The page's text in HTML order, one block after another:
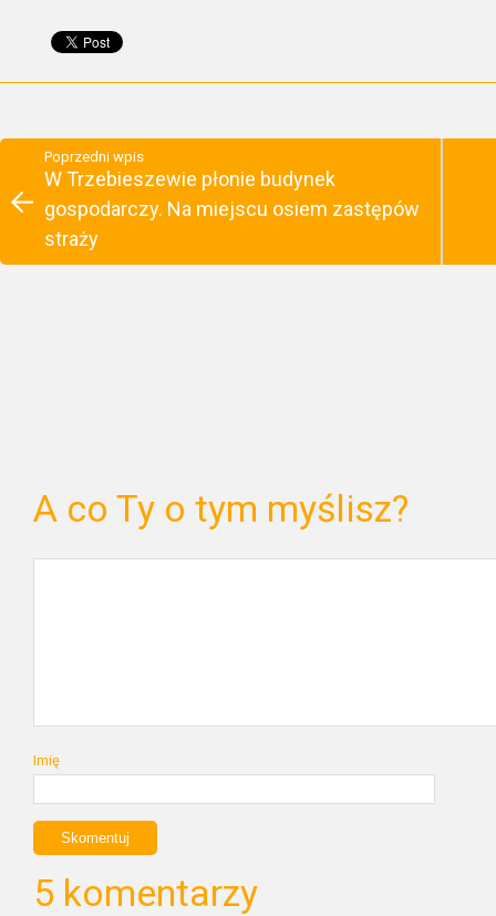
Poprzedni wpis
W Trzebieszewie płonie budynek
gospodarczy. Na miejscu osiem zastępów
straży
A co Ty o tym myślisz?
Imię
5 komentarzy